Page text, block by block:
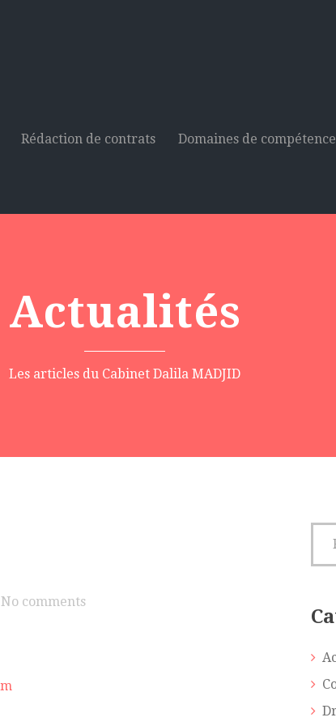
Rédaction de contrats Domaines de compétence
Actualités
Les articles du Cabinet Dalila MADJID
No comments